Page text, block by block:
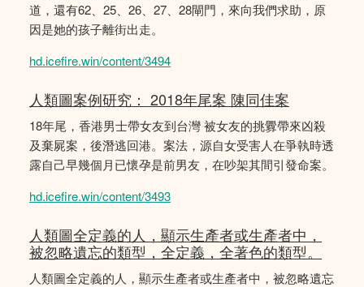
道，還有62、25、26、27、28閘門，來向我們求助，原
因是她的孩子離街出走。
hd.icefire.win/content/3494
人類圖案例研究： 2018年尾案 陳同佳案
18年尾，香港男士帶女友到台灣 被女友的挑釁帶來凶殺
及棄屍案，後潛逃回港。案法，源自女受害人在爭執時透
露自己早幾個月已懷孕是前男友，在吵架其間引發命案。
hd.icefire.win/content/3493
人類圖全定義的人，顯示生產者或生產者中，
被忽略遺忘的類型，全定義，全著色的類型。
人類圖全定義的人，顯示生產者或生產者中，被忽略遺忘